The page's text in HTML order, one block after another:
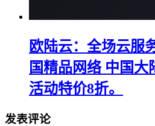
欧陆云：全场云服
国精品网络 中国大
活动特价8折。
发表评论